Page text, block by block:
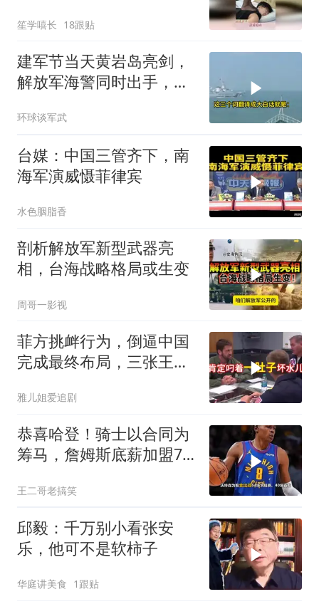
笙学嘻长 18跟贴
建军节当天黄岩岛亮剑，
解放军海警同时出手，菲
环球谈军武
台媒：中国三管齐下，南
海军演威慑菲律宾
水色胭脂香
剖析解放军新型武器亮
相，台海战略格局或生变
周哥一影视
菲方挑衅行为，倒逼中国
完成最终布局，三张王牌
雅儿姐爱追剧
恭喜哈登！骑士以合同为
筹马，詹姆斯底薪加盟76
王二哥老搞笑
邱毅：千万别小看张安
乐，他可不是软柿子
华庭讲美食 1跟贴